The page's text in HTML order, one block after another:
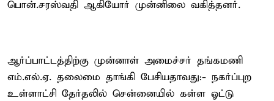
பொன்.சரஸ்வதி ஆகியோர் முன்னிலை வகித்தனர்.
ஆர்ப்பாட்டத்திற்கு முன்னாள் அமைச்சர் தங்கமணி
எம்.எல்.ஏ. தலைமை தாங்கி பேசியதாவது:- நகர்ப்புற
உள்ளாட்சி தேர்தலில் சென்னையில் கள்ள ஓட்டு